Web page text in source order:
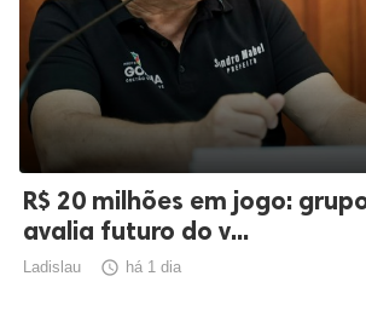
R$ 20 milhões em jogo:
avalia futuro do v...
Ladislau  há 1 dia